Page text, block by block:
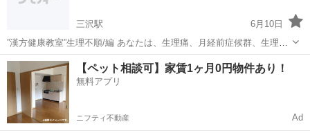
三沢駅
6月10日
”漢方健康教室”生理不順/編 あなたは、生理痛、月経前症候群、生理不
順等でお困り、 お苦しみでしょう！！ お察しいたします。 育令期
（１８～４５才頃）の女性にとって、月経が正常だと いう事が、あな
たの健康のす...
青森 十和田市 三沢駅 その他
【ペット相談可】家賃1ヶ月0円物件あり！
無料アプリ
ニフティ不動産 Ad